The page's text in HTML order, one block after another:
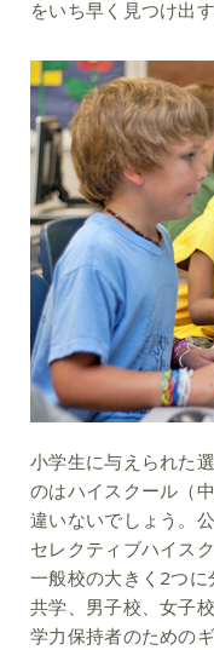
をいち早く見つけ出
小学生に与えられた
のはハイスクール（
違いないでしょう。
セレクティブハイス
一般校の大きく2つに
共学、男子校、女子
学力保持者のための